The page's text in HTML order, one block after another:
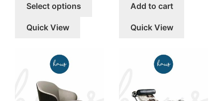
Select options
Quick View
Add to cart
Quick View